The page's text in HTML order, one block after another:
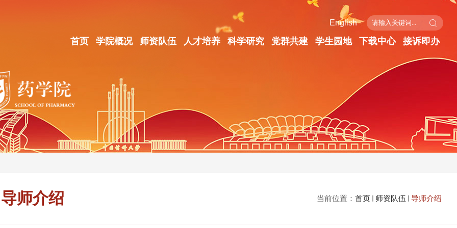
English
首页 学院概况 师资队伍 人才培养 科学研究 党群共建 学生园地 下载中心 接诉即办
当前位置： 首页 师资队伍 导师介绍
导师介绍